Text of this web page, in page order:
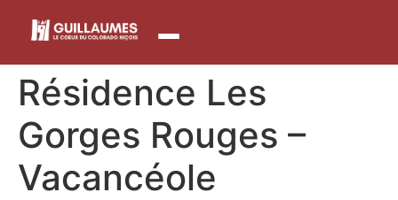
principal
Résidence Les
Gorges Rouges –
Vacancéole